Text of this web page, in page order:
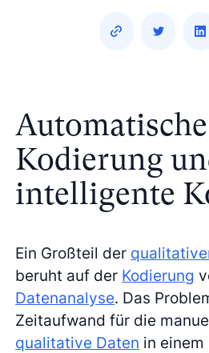
Automatische
Kodierung
intelligente
Ein Großteil der
beruht auf der Kodierung
Datenanalyse. Das
Zeitaufwand für die
qualitative Daten in einem